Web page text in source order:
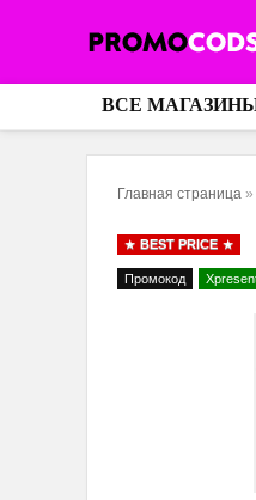
ВСЕ
Главная страница »
BEST PRICE
Промокод